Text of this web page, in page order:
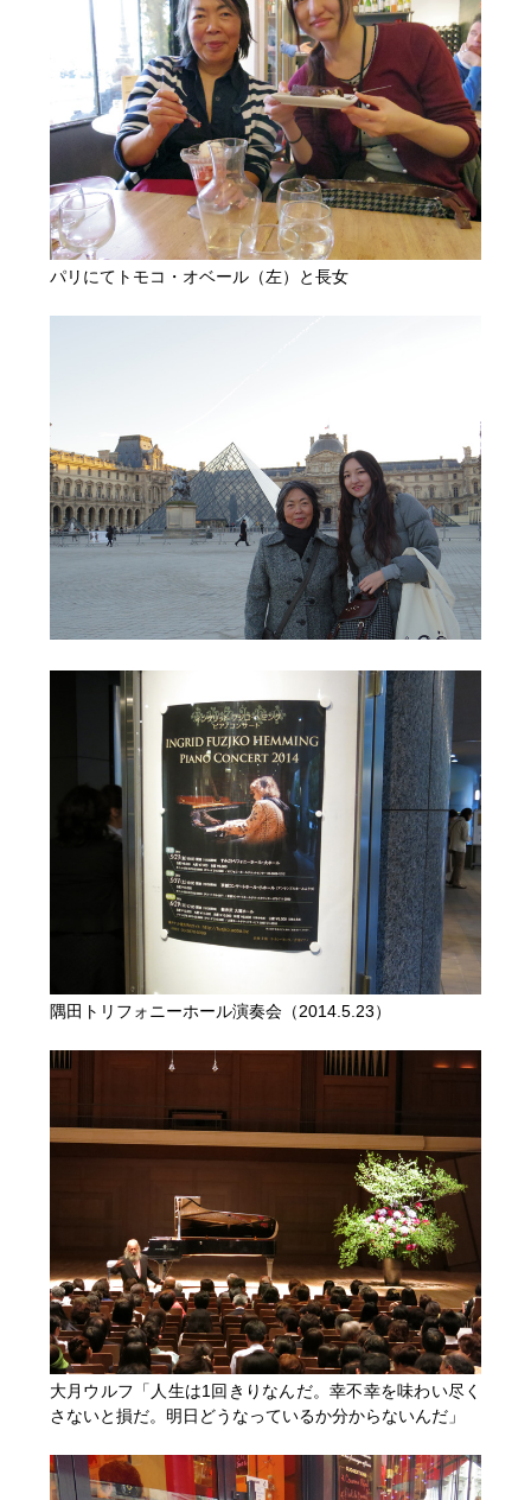
パリにてトモコ・オベール（左）と長女
隅田トリフォニーホール演奏会（2014.5.23）
大月ウルフ「人生は1回きりなんだ。幸不幸を味わい尽く
さないと損だ。明日どうなっているか分からないんだ」